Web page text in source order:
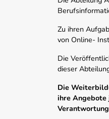
Zu ihren
von Online-
Die
dieser
Die
ihre